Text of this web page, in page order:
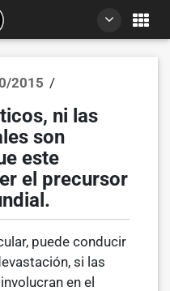
2015 /
ni las
son
este
el precursor
puede conducir
si las
en el